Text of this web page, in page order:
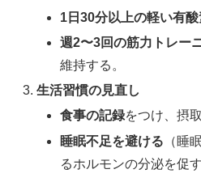
1日30分以上の軽い有
週2〜3回の筋力トレー
維持する。
生活習慣の見直し
食事の記録をつけ、摂
睡眠不足を避ける （睡
るホルモンの分泌を促す